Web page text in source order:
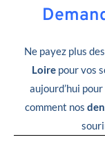
Ne payez plus
Loirepour vos
aujourd’hui
comment nos